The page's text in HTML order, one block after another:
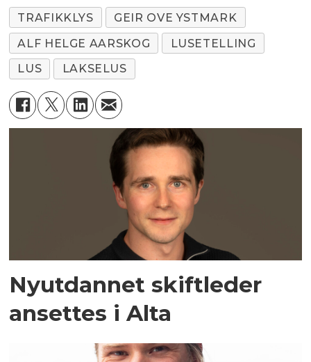
TRAFIKKLYS
GEIR OVE YSTMARK
ALF HELGE AARSKOG
LUSETELLING
LUS
LAKSELUS
Nyutdannet skiftleder
ansettes i Alta